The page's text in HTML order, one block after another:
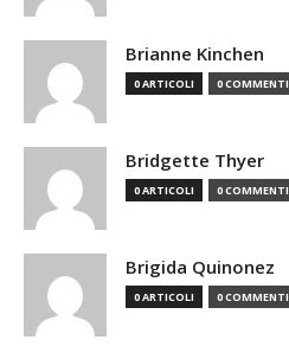
Brianne Kinchen
0 ARTICOLI 0 COMMENTI
Bridgette Thyer
0 ARTICOLI 0 COMMENTI
Brigida Quinonez
0 ARTICOLI 0 COMMENTI